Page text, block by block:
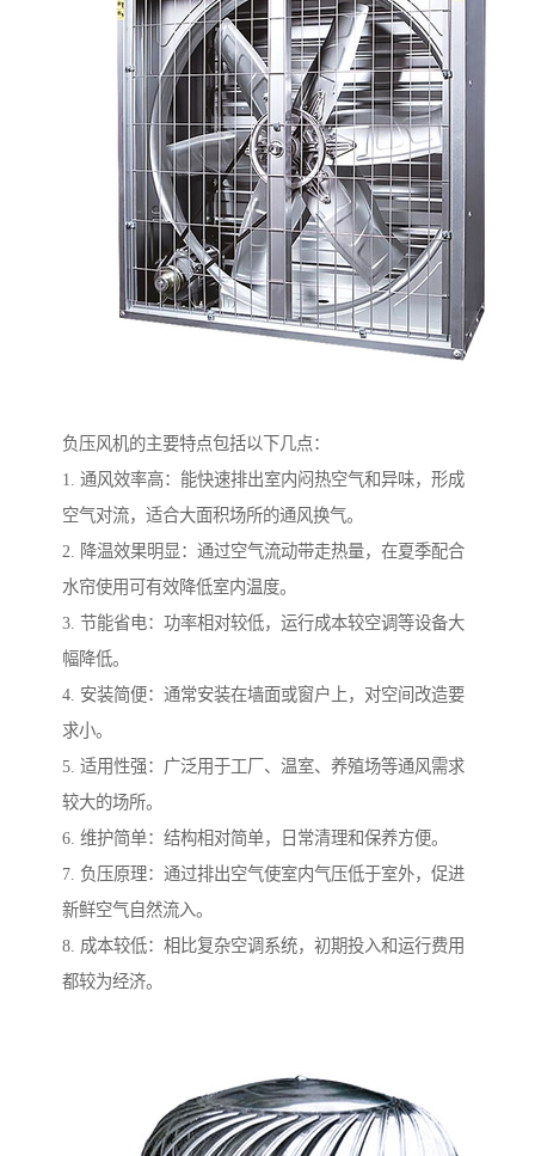
负压风机的主要特点包括以下几点：
1. 通风效率高：能快速排出室内闷热空气和异味，形成
空气对流，适合大面积场所的通风换气。
2. 降温效果明显：通过空气流动带走热量，在夏季配合
水帘使用可有效降低室内温度。
3. 节能省电：功率相对较低，运行成本较空调等设备大
幅降低。
4. 安装简便：通常安装在墙面或窗户上，对空间改造要
求小。
5. 适用性强：广泛用于工厂、温室、养殖场等通风需求
较大的场所。
6. 维护简单：结构相对简单，日常清理和保养方便。
7. 负压原理：通过排出空气使室内气压低于室外，促进
新鲜空气自然流入。
8. 成本较低：相比复杂空调系统，初期投入和运行费用
都较为经济。